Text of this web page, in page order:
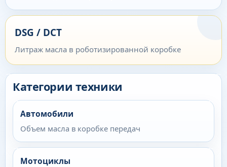
DSG / DCT
Литраж масла в роботизированной коробке
Категории техники
Автомобили
Объем масла в коробке передач
Мотоциклы